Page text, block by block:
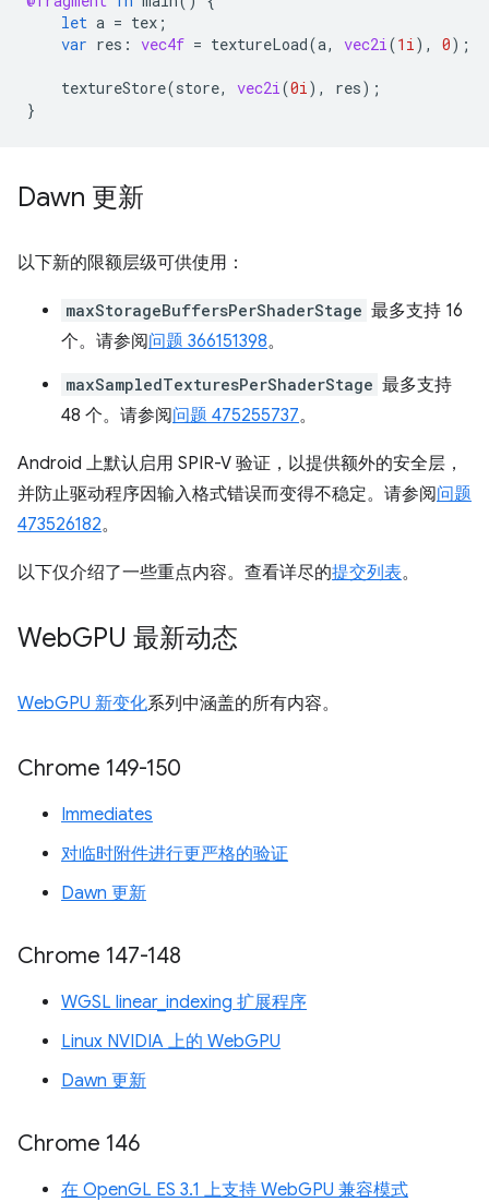
let a = tex ;
var res : vec4f = textureLoad(a, vec2i(1i), 0);
textureStore(store, vec2i(0i), res);
}
Dawn 更新
以下新的限额层级可供使用：
maxStorageBuffersPerShaderStage 最多支持 16
个。请参阅问题 366151398。
maxSampledTexturesPerShaderStage 最多支持
48 个。请参阅问题 475255737。
Android 上默认启用 SPIR-V 验证，以提供额外的安全层，
并防止驱动程序因输入格式错误而变得不稳定。请参阅问题
473526182。
以下仅介绍了一些重点内容。查看详尽的提交列表。
WebGPU 最新动态
WebGPU 新变化系列中涵盖的所有内容。
Chrome 149-150
Immediates
对临时附件进行更严格的验证
Dawn 更新
Chrome 147-148
WGSL linear_indexing 扩展程序
Linux NVIDIA 上的 WebGPU
Dawn 更新
Chrome 146
在 OpenGL ES 3.1 上支持 WebGPU 兼容模式